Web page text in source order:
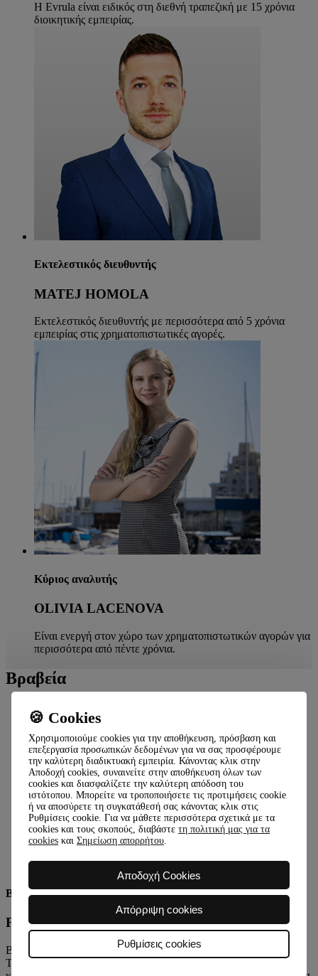
Η Evrula είναι ειδικός στη διεθνή τραπεζική με 15 χρόνια
διοικητικής εμπειρίας.
Εκτελεστικός διευθυντής
MATEJ HOMOLA
Εκτελεστικός διευθυντής με περισσότερα από 5 χρόνια
εμπειρίας στις χρηματοπιστωτικές αγορές.
Κύριος αναλυτής
OLIVIA LACENOVA
Είναι ενεργή στον χώρο των χρηματοπιστωτικών αγορών για
περισσότερα από πέντε χρόνια.
Βραβεία
Best Retail Forex Broker
Forex Trader Summit, Dubai 2023
Βάσει έρευνας μεταξύ επενδυτών που παρευρέθηκαν στο Forex
Traders Summit 2023 στο Ντουμπάι, την κορυφαία εκδήλωση του
🍪 Cookies
Χρησιμοποιούμε cookies για την αποθήκευση, πρόσβαση και
επεξεργασία προσωπικών δεδομένων για να σας προσφέρουμε
την καλύτερη διαδικτυακή εμπειρία. Κάνοντας κλικ στην
Αποδοχή cookies, συναινείτε στην αποθήκευση όλων των
cookies και διασφαλίζετε την καλύτερη απόδοση του
ιστότοπου. Μπορείτε να τροποποιήσετε τις προτιμήσεις cookie
ή να αποσύρετε τη συγκατάθεσή σας κάνοντας κλικ στις
Ρυθμίσεις cookie. Για να μάθετε περισσότερα σχετικά με τα
cookies και τους σκοπούς, διαβάστε τη πολιτική μας για τα
cookies και Σημείωση απορρήτου.
Αποδοχή Cookies
Απόρριψη cookies
Ρυθμίσεις cookies